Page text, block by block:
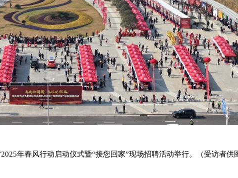
年春风行动启动仪式暨“接您回家”现场招聘活动举行。（受访者供